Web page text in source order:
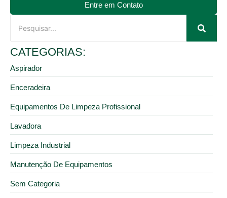
Entre em Contato
CATEGORIAS:
Aspirador
Enceradeira
Equipamentos De Limpeza Profissional
Lavadora
Limpeza Industrial
Manutenção De Equipamentos
Sem Categoria